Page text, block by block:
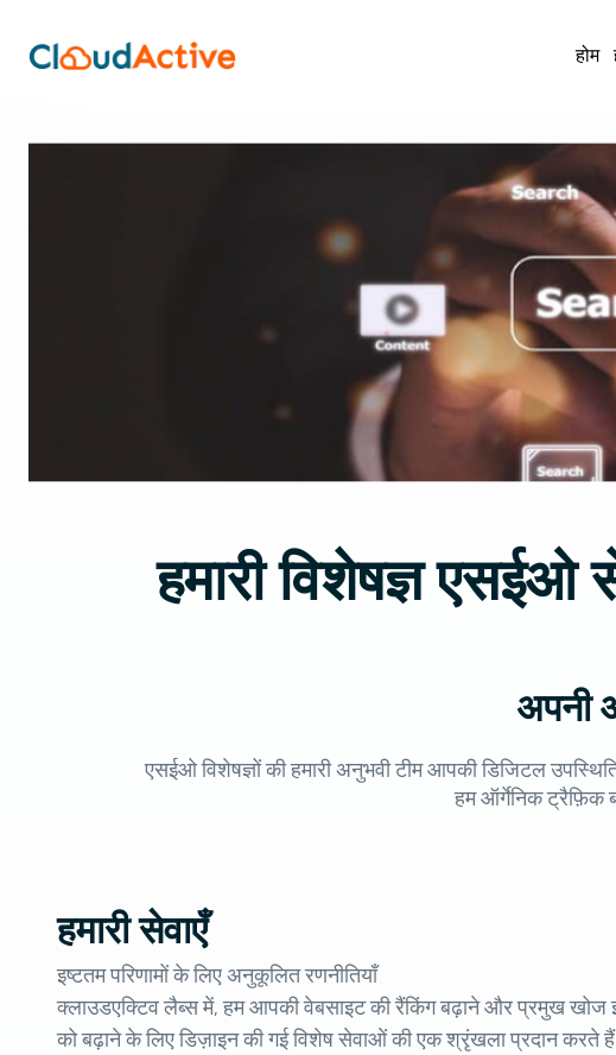
होम
हमारी विशेषज्ञ
अपनी
एसईओ विशेषज्ञों की हमारी अनुभवी टीम आपकी डिजिटल
हम ऑर्गेनिक ट्रैफ़िक
हमारी सेवाएँ
इष्टतम परिणामों के लिए अनुकूलित रणनीतियाँ
क्लाउडएक्टिव लैब्स में, हम आपकी वेबसाइट की रैंकिंग बढ़ाने और प्रमुख खोज
को बढ़ाने के लिए डिज़ाइन की गई विशेष सेवाओं की एक श्रृंखला प्रदान करते